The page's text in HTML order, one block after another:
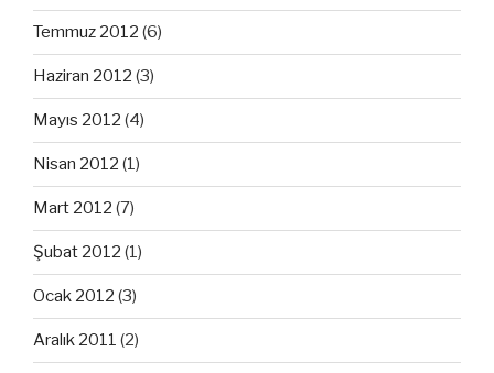
Temmuz 2012 (6)
Haziran 2012 (3)
Mayıs 2012 (4)
Nisan 2012 (1)
Mart 2012 (7)
Şubat 2012 (1)
Ocak 2012 (3)
Aralık 2011 (2)